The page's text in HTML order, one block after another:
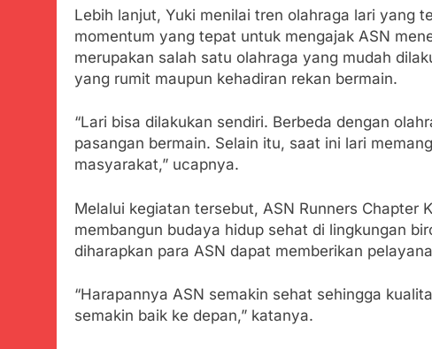
Lebih lanjut, Yuki menilai tren olahraga lari yang
momentum yang tepat untuk mengajak ASN
merupakan salah satu olahraga yang mudah
yang rumit maupun kehadiran rekan bermain.
“Lari bisa dilakukan sendiri. Berbeda dengan
pasangan bermain. Selain itu, saat ini lari
masyarakat,” ucapnya.
Melalui kegiatan tersebut, ASN Runners Chapter
membangun budaya hidup sehat di lingkungan
diharapkan para ASN dapat memberikan
“Harapannya ASN semakin sehat sehingga
semakin baik ke depan,” katanya.